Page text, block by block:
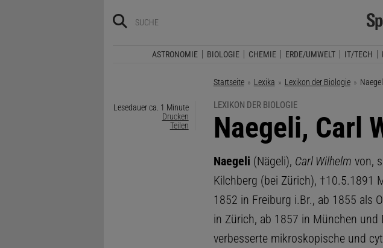
ASTRONOMIE BIOLOGIE CHEMIE ERDE/UMWELT IT/TECH
Startseite Lexika Lexikon der Biologie
Lesedauer ca. 1 Minute
Drucken
Teilen
LEXIKON DER BIOLOGIE
:
Naegeli, Carl
Naegeli (Nägeli), Carl Wilhelm von,
Kilchberg (bei Zürich), †10.5.1891
1852 in Freiburg i.Br., ab 1855 als
in Zürich, ab 1857 in München
verbesserte mikroskopische und